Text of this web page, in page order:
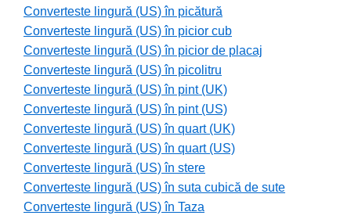
Converteste lingură (US) în picătură
Converteste lingură (US) în picior cub
Converteste lingură (US) în picior de placaj
Converteste lingură (US) în picolitru
Converteste lingură (US) în pint (UK)
Converteste lingură (US) în pint (US)
Converteste lingură (US) în quart (UK)
Converteste lingură (US) în quart (US)
Converteste lingură (US) în stere
Converteste lingură (US) în suta cubică de sute
Converteste lingură (US) în Taza